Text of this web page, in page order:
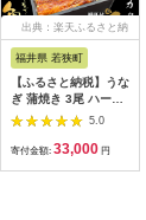
出典：楽天ふるさと納
福井県 若狭町
【ふるさと納税】うな
ぎ 蒲焼き 3尾 ハーフ
カット タレ・肝付き
国産鰻 国産 うなぎ蒲
焼 惣菜 おかず ウナ
5.0
寄付金額: 33,000 円